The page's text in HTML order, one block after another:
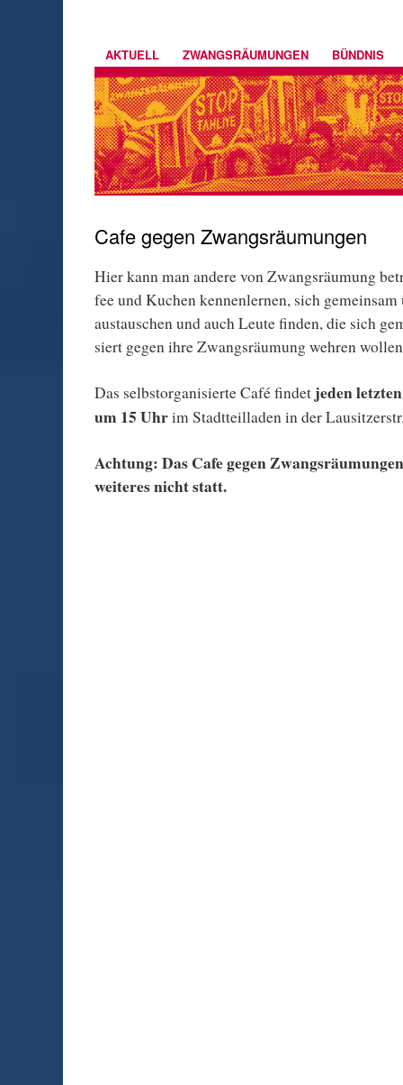
AKTUELL ZWANGSRÄUMUNGEN BÜNDNIS
Cafe gegen Zwangsräumungen
Hier kann man an­de­re von Zwangs­räu­mung
fee und Ku­chen ken­nen­ler­nen, sich
aus­tau­schen und auch Leute fin­den, die sich
siert gegen ihre Zwangs­räu­mung weh­ren
Das selbst­or­ga­ni­sier­te Café findet jeden
um 15 Uhrim Stadtteilladen in der
Achtung: Das Cafe gegen
weiteres nicht statt.